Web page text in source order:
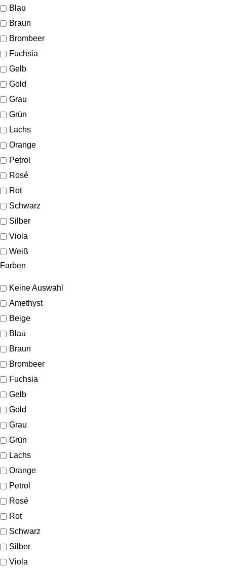
Blau
Braun
Brombeer
Fuchsia
Gelb
Gold
Grau
Grün
Lachs
Orange
Petrol
Rosé
Rot
Schwarz
Silber
Viola
Weiß
Farben
Keine Auswahl
Amethyst
Beige
Blau
Braun
Brombeer
Fuchsia
Gelb
Gold
Grau
Grün
Lachs
Orange
Petrol
Rosé
Rot
Schwarz
Silber
Viola